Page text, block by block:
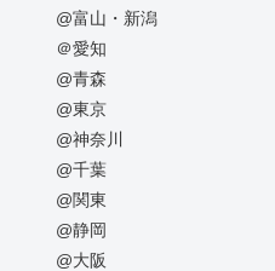
@富山・新潟
＠愛知
@青森
@東京
@神奈川
@千葉
@関東
@静岡
@大阪